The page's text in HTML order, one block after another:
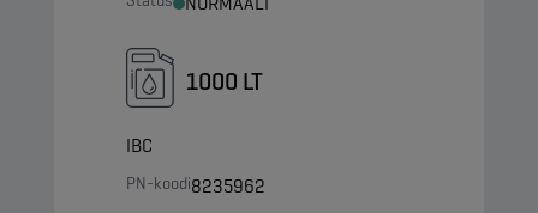
1000 LT
IBC
PN-koodi8235962